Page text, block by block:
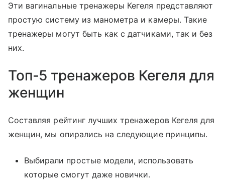
Эти вагинальные тренажеры Кегеля представляют
простую систему из манометра и камеры. Такие
тренажеры могут быть как с датчиками, так и без
них.
Топ-5 тренажеров Кегеля для
женщин
Составляя рейтинг лучших тренажеров Кегеля для
женщин, мы опирались на следующие принципы.
Выбирали простые модели, использовать
которые смогут даже новички.